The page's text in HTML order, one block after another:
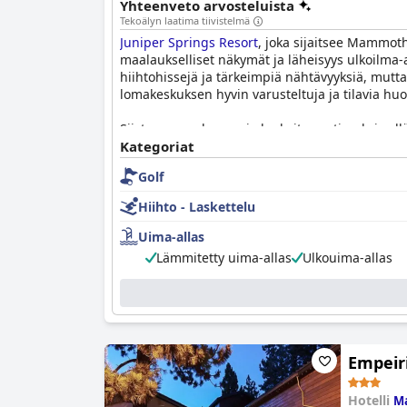
Yhteenveto arvosteluista
Tekoälyn laatima tiivistelmä
Juniper Springs Resort, joka sijaitsee
maalaukselliset näkymät ja läheisyys
hiihtohissejä ja tärkeimpiä nähtävyyksiä,
lomakeskuksen hyvin varusteltuja ja tilavia
Siisteys on vahvuus, ja korkeita vaatimuksia
henkilökunta parantaa entisestään
Tietyt henkilökunnan jäsenet, kuten Denzel ja
Lomakeskuksen palvelut, erityisesti
tarjoavat ihastuttavaa iltarentoutumista.
tekee siitä kattavan kohteen vapaa-aikaan.
PysäköintiJuniper Springs Resortissa on
lisäävät entisestään vieraiden helppoutta ja
Vieraat pitävät erityisen mukavina muhkeita
oleskelun.
Kaiken kaikkiaanJuniper Springs Resort
Kategoriat
Golf
Hiihto - Laskettelu
Uima-allas
Lämmitetty uima-allas
Ulkouima-allas
Hotelli